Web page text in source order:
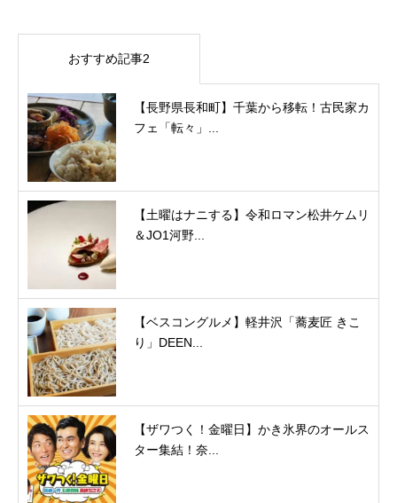
おすすめ記事2
【長野県長和町】千葉から移転！古民家カ
フェ「転々」...
【土曜はナニする】令和ロマン松井ケムリ
＆JO1河野...
【ベスコングルメ】軽井沢「蕎麦匠 きこ
り」DEEN...
【ザワつく！金曜日】かき氷界のオールス
ター集結！奈...